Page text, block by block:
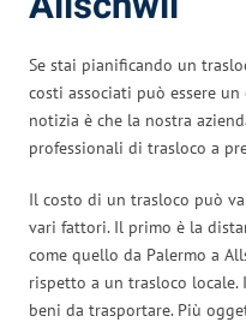
Se stai pianificando un
costi associati può essere
notizia è che la nostra
professionali di trasloco a
Il costo di un trasloco può
vari fattori. Il primo è la
come quello da Palermo a
rispetto a un trasloco
beni da trasportare. Più